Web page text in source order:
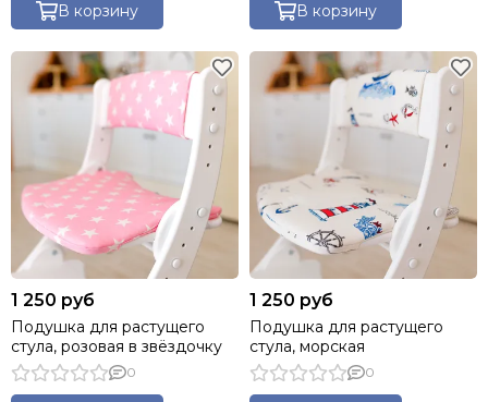
В корзину В корзину
1 250 руб
Подушка для растущего
стула, розовая в звёздочку
0
1 250 руб
Подушка для растущего
стула, морская
0